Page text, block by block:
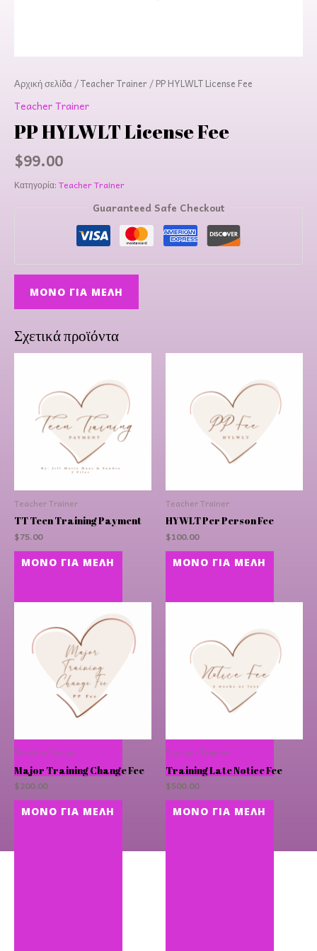
Αρχική σελίδα /Teacher Trainer/ PP HYLWLT License Fee
Teacher Trainer
PP HYLWLT License Fee
$99.00
Κατηγορία: Teacher Trainer
Guaranteed Safe Checkout
ΜΌΝΟ ΓΙΑ ΜΈΛΗ
Σχετικά προϊόντα
Teacher Trainer
TT Teen Training Payment
$75.00
ΜΌΝΟ ΓΙΑ ΜΈΛΗ
Teacher Trainer
HYWLT Per Person Fee
$100.00
ΜΌΝΟ ΓΙΑ ΜΈΛΗ
Teacher Trainer
Major Training Change Fee
$200.00
ΜΌΝΟ ΓΙΑ ΜΈΛΗ
Teacher Trainer
Training Late Notice Fee
$500.00
ΜΌΝΟ ΓΙΑ ΜΈΛΗ